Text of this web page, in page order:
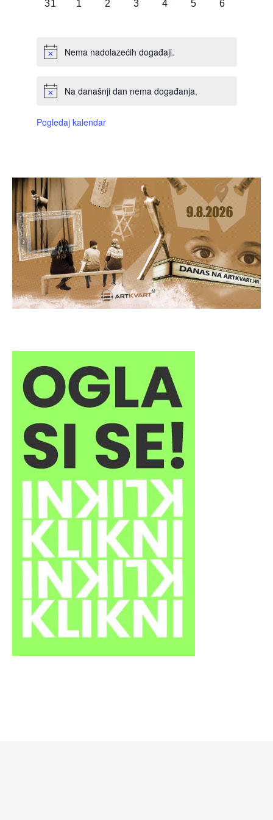
0
31
0
1
0
2
0
3
0
4
0
5
0
6
Nema nadolazećih događaji.
Na današnji dan nema događanja.
Pogledaj kalendar